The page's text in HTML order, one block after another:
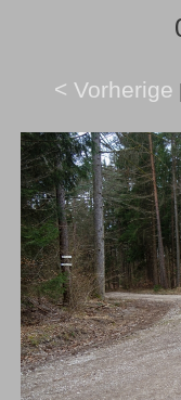
< Vorherige |